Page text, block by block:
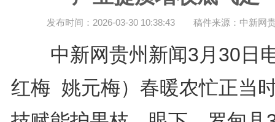
发布时间：2026-03-30 10:38:43 稿件来源：中新网
中新网贵州新闻3月30日
红梅 姚元梅）春暖农忙正当